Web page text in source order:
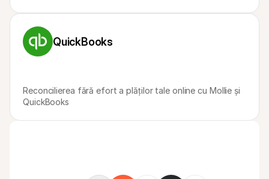
QuickBooks
Reconcilierea fără efort a plăților tale online cu Mollie și
QuickBooks